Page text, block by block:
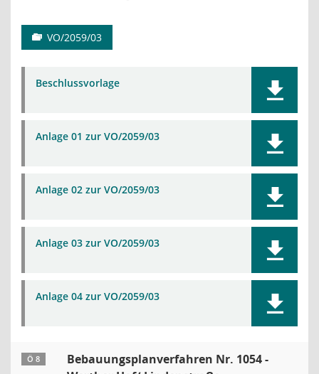
VO/2059/03
Beschlussvorlage
Anlage 01 zur VO/2059/03
Anlage 02 zur VO/2059/03
Anlage 03 zur VO/2059/03
Anlage 04 zur VO/2059/03
Ö 8
Bebauungsplanverfahren Nr. 1054 -